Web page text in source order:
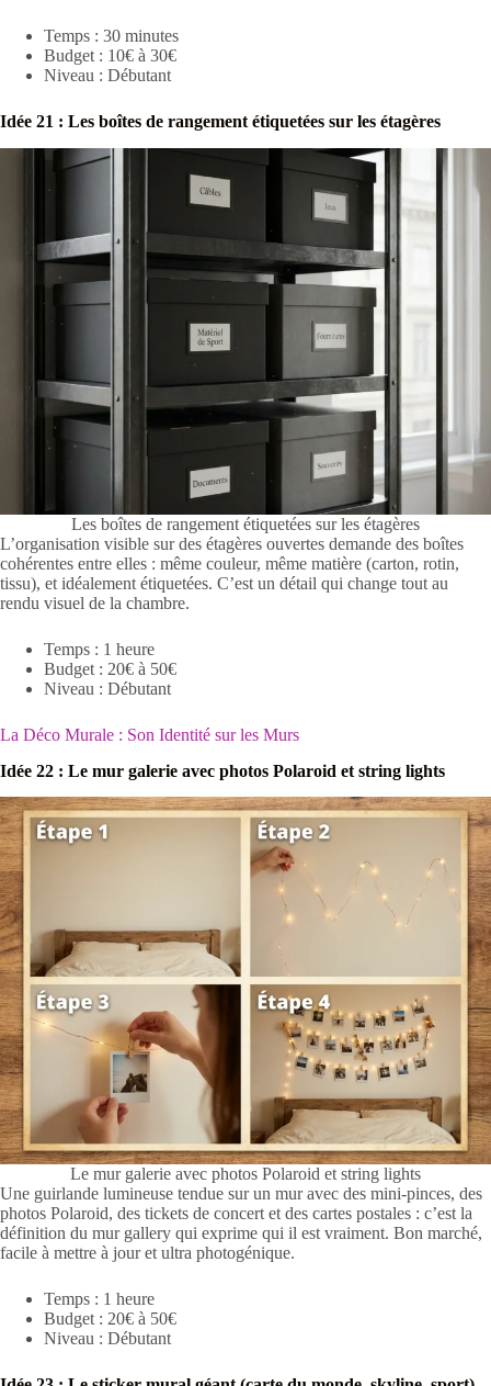
Temps : 30 minutes
Budget : 10€ à 30€
Niveau : Débutant
Idée 21 : Les boîtes de rangement étiquetées sur les étagères
Les boîtes de rangement étiquetées sur les étagères
L’organisation visible sur des étagères ouvertes demande des boîtes
cohérentes entre elles : même couleur, même matière (carton, rotin,
tissu), et idéalement étiquetées. C’est un détail qui change tout au
rendu visuel de la chambre.
Temps : 1 heure
Budget : 20€ à 50€
Niveau : Débutant
La Déco Murale : Son Identité sur les Murs
Idée 22 : Le mur galerie avec photos Polaroid et string lights
Le mur galerie avec photos Polaroid et string lights
Une guirlande lumineuse tendue sur un mur avec des mini-pinces, des
photos Polaroid, des tickets de concert et des cartes postales : c’est la
définition du mur gallery qui exprime qui il est vraiment. Bon marché,
facile à mettre à jour et ultra photogénique.
Temps : 1 heure
Budget : 20€ à 50€
Niveau : Débutant